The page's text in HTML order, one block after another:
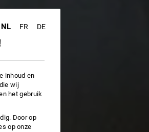
NL FR DE
inhoud en
wij
het gebruik
Door op
op onze